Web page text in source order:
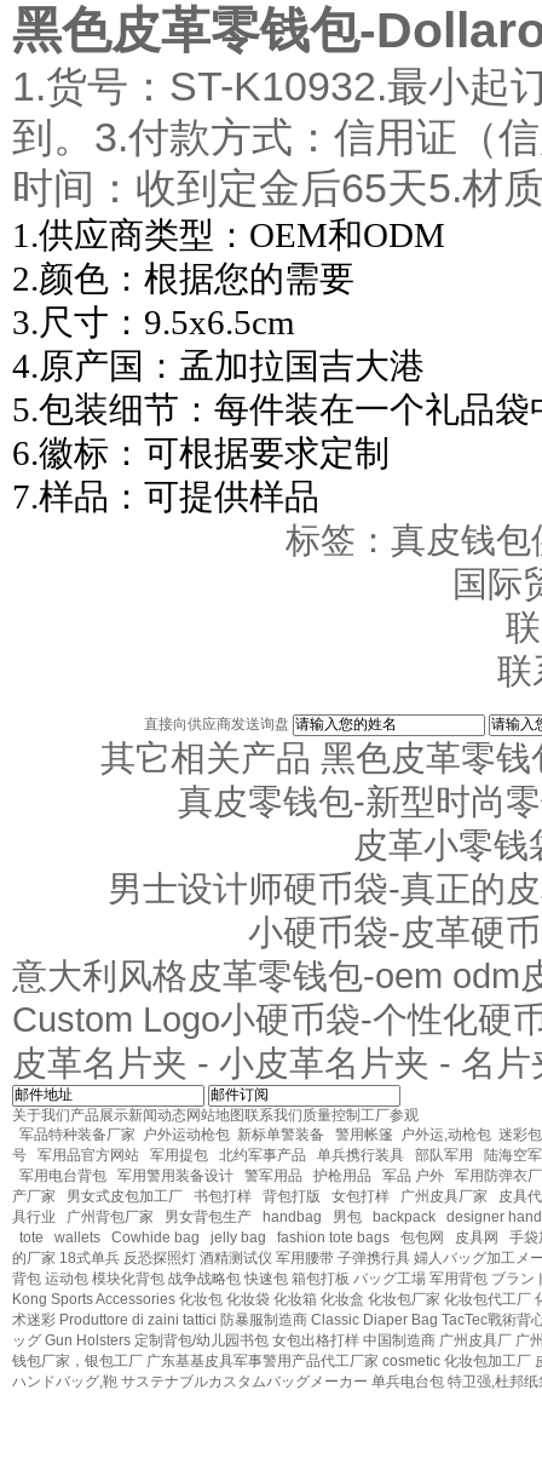
黑色皮革零钱包-
1.货号：ST-K10932.最小起
到。3.付款方式：信用证（
时间：收到定金后65天5.材
1.供应商类型：OEM和ODM
2.颜色：根据您的需要
3.尺寸：9.5x6.5cm
4.原产国：孟加拉国吉大港
5.包装细节：每件装在一个礼品
6.徽标：可根据要求定制
7.样品：可提供样品
标签： 真皮钱包
国际
联
直接向供应商发送询盘
其它相关产品 黑色皮革零
真皮零钱包-新型时尚
皮革小零
男士设计师硬币袋-真正的
小硬币袋-皮革硬
意大利风格皮革零钱包-oem odm
Custom Logo小硬币袋-个性化硬
皮革名片夹 - 小皮革名片夹 - 名片
关于我们产品展示新闻动态网站地图联系我们质量控制 工厂参观
军品特种装备厂家
户外运动枪包 新标单警装备 警用帐篷 户外运,动枪包 迷彩
号
军用品官方网站 军用提包 北约军事产品 单兵携行装具 部队军用
陆海空
军用电台背包
军用警用装备设计 警军用品 护枪用品 军品 户外
军用防弹衣
产厂家
男女式皮包加工厂 书包打样 背包打版 女包打样 广州皮具厂家
皮具
具行业
广州背包厂家 男女背包生产 handbag 男包 backpack
designer
tote
wallets Cowhide bag jelly bag fashion tote bags 包包网 皮具网
手袋
的厂家 18式单兵 反恐探照灯 酒精测试仪 军用腰带 子弹携行具 婦人バッグ加工メ
背包 运动包 模块化背包 战争战略包 快速包 箱包打板 バッグ工場 军用背包 ブラン
Kong Sports Accessories 化妆包 化妆袋 化妆箱 化妆盒 化妆包厂家 化妆包代工厂
术迷彩 Produttore di zaini tattici 防暴服制造商 Classic Diaper Bag TacTec戰術背
ッグ Gun Holsters 定制背包/幼儿园书包 女包出格打样 中国制造商 广州皮具厂 广
钱包厂家，银包工厂 广东基基皮具军事警用产品代工厂家 cosmetic 化妆包加工厂
ハンドバッグ,鞄 サステナブルカスタムバッグメーカー 单兵电台包 特卫强,杜邦纸